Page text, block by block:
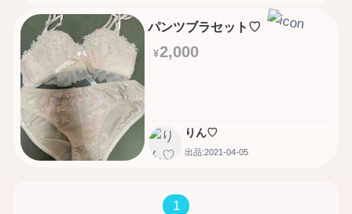
パンツブラセット♡
¥2,000
りん♡
出品:2021-04-05
1